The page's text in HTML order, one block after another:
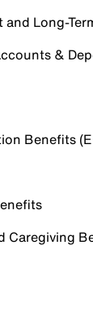
Long-
&
Benefits
Caregiving